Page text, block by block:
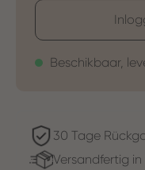
Beschikbaar,
30 Tage
Versandfertig